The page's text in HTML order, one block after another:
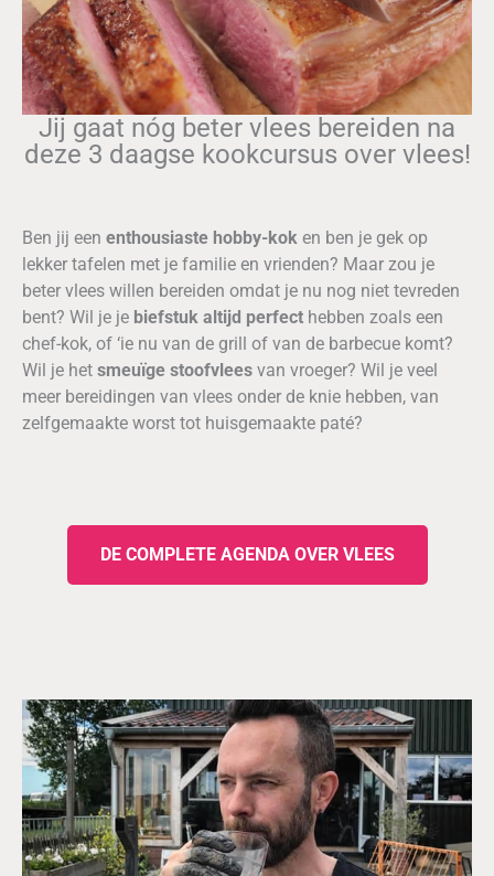
Jij gaat nóg beter vlees bereiden na
deze 3 daagse kookcursus over vlees!
Ben jij een enthousiaste hobby-kok en ben je gek op
lekker tafelen met je familie en vrienden? Maar zou je
beter vlees willen bereiden omdat je nu nog niet tevreden
bent? Wil je je biefstuk altijd perfect hebben zoals een
chef-kok, of ‘ie nu van de grill of van de barbecue komt?
Wil je het smeuïge stoofvlees van vroeger? Wil je veel
meer bereidingen van vlees onder de knie hebben, van
zelfgemaakte worst tot huisgemaakte paté?
DE COMPLETE AGENDA OVER VLEES